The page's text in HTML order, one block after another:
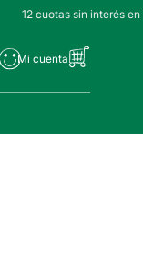
12 cuotas sin interés en